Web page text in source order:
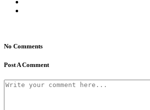
No Comments
Post A Comment